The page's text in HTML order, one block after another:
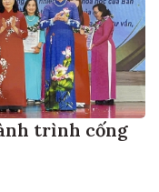
trình cống